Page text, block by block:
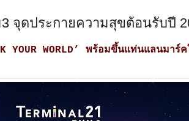
จุดประกายความสุขต้อนรับปี
YOUR WORLD’ พร้อมขึ้นแท่นแลนมา